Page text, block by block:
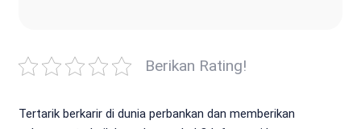
Berikan Rating!
Tertarik berkarir di dunia perbankan dan memberikan